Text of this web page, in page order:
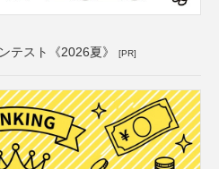
テスト《2026夏》 [PR]